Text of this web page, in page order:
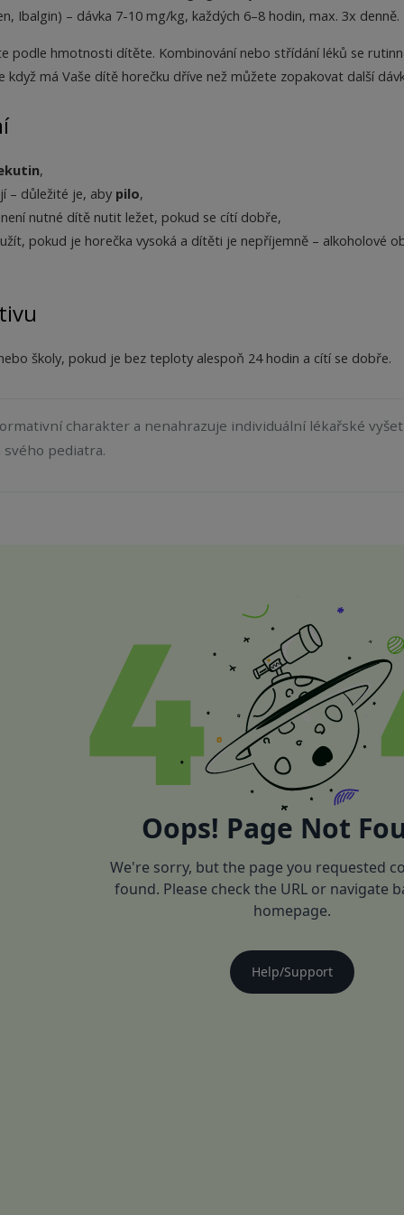
Ibalgin) – dávka 7-10 mg/kg, každých 6–8 hodin, max. 3x denně.
podle hmotnosti dítěte. Kombinování nebo střídání léků se
má Vaše dítě horečku dříve než můžete zopakovat další
,
– důležité je, aby pilo,
nutné dítě nutit ležet, pokud se cítí dobře,
pokud je horečka vysoká a dítěti je nepříjemně – alkoholové
školy, pokud je bez teploty alespoň 24 hodin a cítí se dobře.
charakter a nenahrazuje individuální lékařské
pediatra.